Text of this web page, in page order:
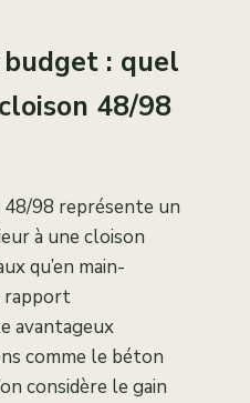
: quel
48/98
48/98 représente un
à une cloison
qu’en main-
rapport
avantageux
comme le béton
considère le gain